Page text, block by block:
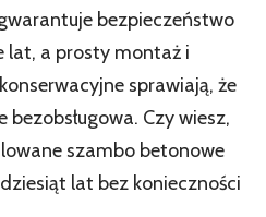
bezpieczeństwo
lat, a prosty montaż i
sprawiają, że
Czy wiesz,
szambo betonowe
lat bez konieczności